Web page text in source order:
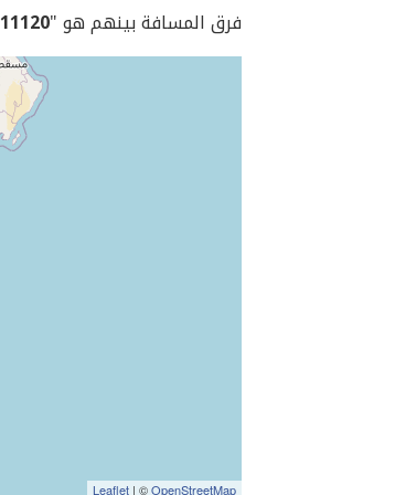
فرق المسافة بينهم هو "11120
Leaflet | ©OpenStreetMap